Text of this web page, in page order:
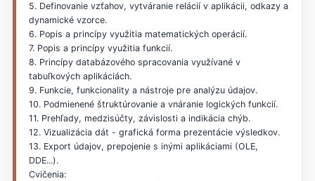
5. Definovanie vzťahov, vytváranie relácií v aplikácii, odkazy a
dynamické vzorce.
6. Popis a princípy využitia matematických operácií.
7. Popis a princípy využitia funkcií.
8. Princípy databázového spracovania využívané v
tabuľkových aplikáciách.
9. Funkcie, funkcionality a nástroje pre analýzu údajov.
10. Podmienené štruktúrovanie a vnáranie logických funkcií.
11. Prehľady, medzisúčty, závislosti a indikácia chýb.
12. Vizualizácia dát - grafická forma prezentácie výsledkov.
13. Export údajov, prepojenie s inými aplikáciami (OLE,
DDE...).
Cvičenia: